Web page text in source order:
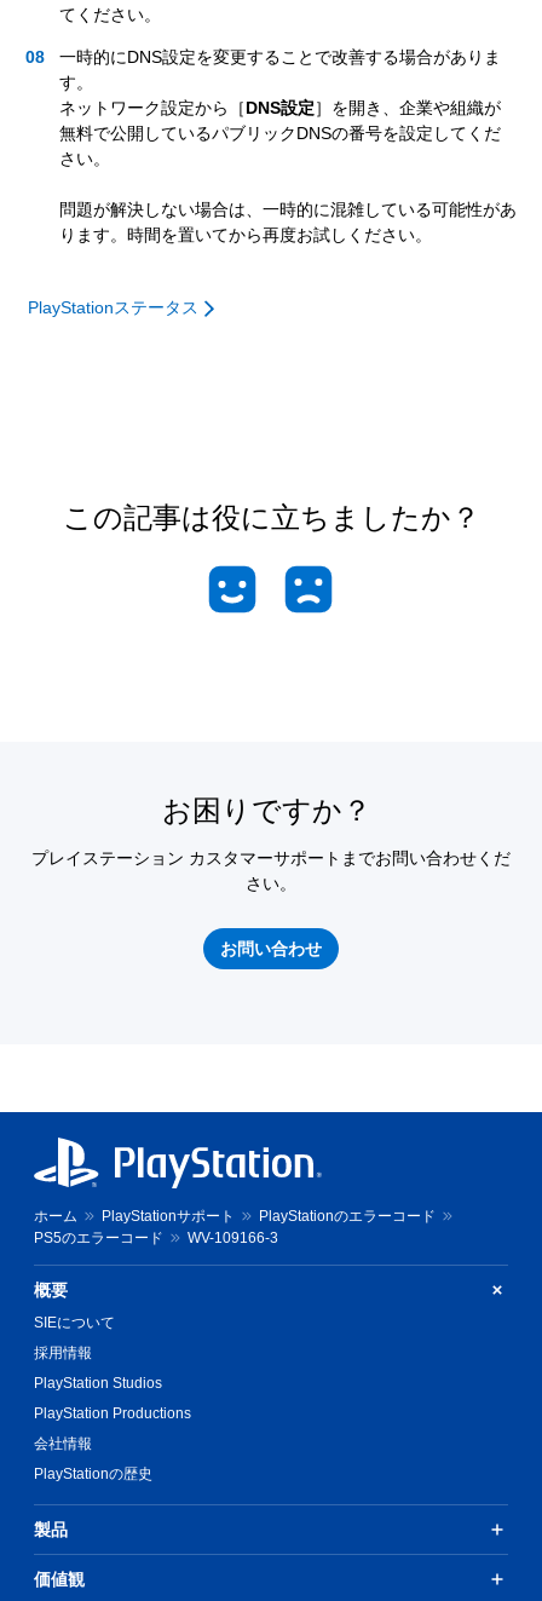
てください。
一時的にDNS設定を変更することで改善する場合がありま
す。
ネットワーク設定から［DNS設定］を開き、企業や組織が
無料で公開しているパブリックDNSの番号を設定してくだ
さい。
問題が解決しない場合は、一時的に混雑している可能性があ
ります。時間を置いてから再度お試しください。
PlayStationステータス
この記事は役に立ちましたか？
お困りですか？
プレイステーション カスタマーサポートまでお問い合わせくだ
さい。
お問い合わせ
ホーム PlayStationサポート
PlayStationのエラーコード
PS5のエラーコード
WV-109166-3
概要
SIEについて
採用情報
PlayStation Studios
PlayStation Productions
会社情報
PlayStationの歴史
製品
価値観